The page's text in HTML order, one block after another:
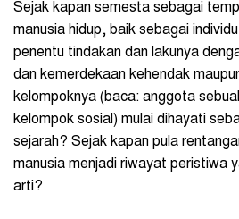
Sejak kapan semesta sebagai
manusia hidup, baik sebagai
penentu tindakan dan lakunya
dan kemerdekaan kehendak
kelompoknya (baca: anggota
kelompok sosial) mulai dihayati
sejarah? Sejak kapan pula
manusia menjadi riwayat peristiwa
arti?